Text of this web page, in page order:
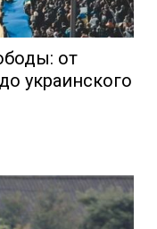
от
украинского